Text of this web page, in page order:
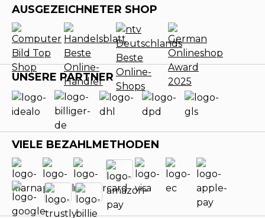
AUSGEZEICHNETER SHOP
UNSERE PARTNER
VIELE BEZAHLMETHODEN